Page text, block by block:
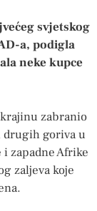
svjetskog
a, podigla
neke kupce
zabranio
drugih goriva u
zapadne Afrike
zaljeva koje